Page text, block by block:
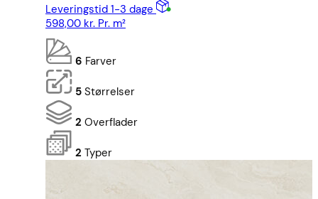
Leveringstid 1-3 dage
598,00 kr. Pr. m²
6 Farver
5 Størrelser
2 Overflader
2 Typer